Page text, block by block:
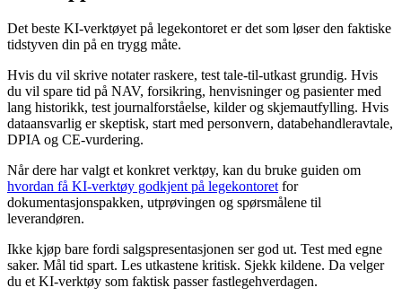
Det beste KI-verktøyet på legekontoret er det som løser den faktiske
tidstyven din på en trygg måte.
Hvis du vil skrive notater raskere, test tale-til-utkast grundig. Hvis
du vil spare tid på NAV, forsikring, henvisninger og pasienter med
lang historikk, test journalforståelse, kilder og skjemautfylling. Hvis
dataansvarlig er skeptisk, start med personvern, databehandleravtale,
DPIA og CE-vurdering.
Når dere har valgt et konkret verktøy, kan du bruke guiden om
hvordan få KI-verktøy godkjent på legekontoret for
dokumentasjonspakken, utprøvingen og spørsmålene til
leverandøren.
Ikke kjøp bare fordi salgspresentasjonen ser god ut. Test med egne
saker. Mål tid spart. Les utkastene kritisk. Sjekk kildene. Da velger
du et KI-verktøy som faktisk passer fastlegehverdagen.